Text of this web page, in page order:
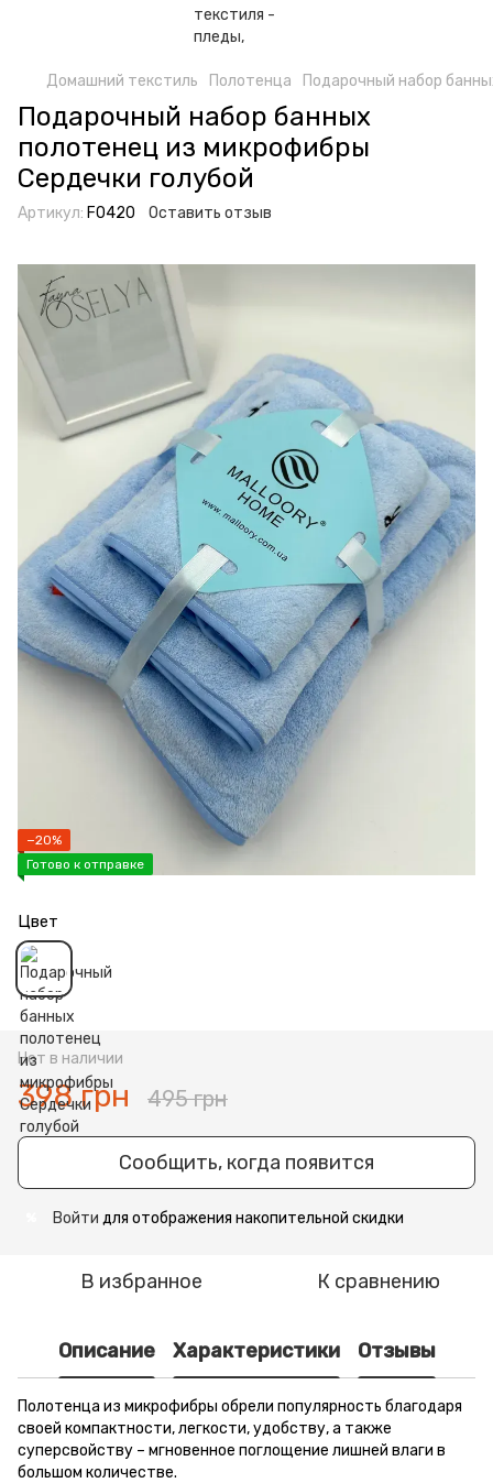
Домашний текстиль Полотенца Подарочный набор
Подарочный набор банных
полотенец из микрофибры
Сердечки голубой
Артикул: F0420 Оставить отзыв
−20%
Готово к отправке
Цвет
Нет в наличии
398 грн 495 грн
Сообщить, когда появится
Войти для отображения накопительной скидки
В избранное К сравнению
Описание Характеристики Отзывы
Полотенца из микрофибры обрели популярность благодаря
своей компактности, легкости, удобству, а также
суперсвойству – мгновенное поглощение лишней влаги в
большом количестве.